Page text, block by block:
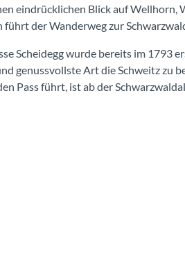
eindrücklichen Blick auf
der Wanderweg zur
Scheidegg wurde bereits im 1793
genussvollste Art die Schweitz zu
Pass führt, ist ab der